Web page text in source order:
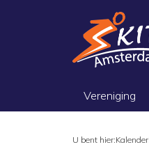
Vereniging
U bent hier:Kalender